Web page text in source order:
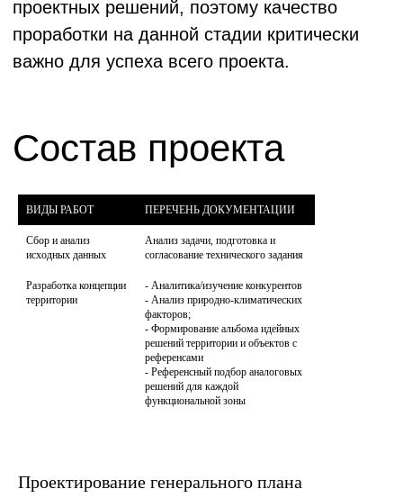
ВИДЫ РАБОТ ПЕРЕЧЕНЬ ДОКУМЕНТАЦИИ
Сбор и анализ
исходных данных
Анализ задачи, подготовка и
согласование технического задания
Разработка концепции
территории
- Аналитика/изучение конкурентов
- Анализ природно-климатических
факторов;
- Формирование альбома идейных
решений территории и объектов с
референсами
- Референсный подбор аналоговых
решений для каждой
функциональной зоны
Проектирование генерального плана
архитектурной концепции и принятия
решения о дальнейшем развитии
надежной основой для получения
разрешительной документации и
привлечения инвестиций. Обращайтесь
к нам для разработки эскизного проекта
вашего архитектурного объекта. Мы
создадим уникальную концепцию,
включает все необходимые
материалы для понимания